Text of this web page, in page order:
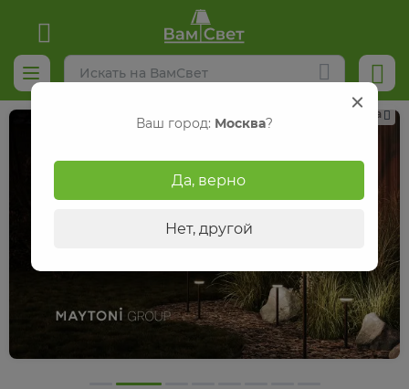
Реклама
Ваш город: Москва?
Да, верно
Нет, другой